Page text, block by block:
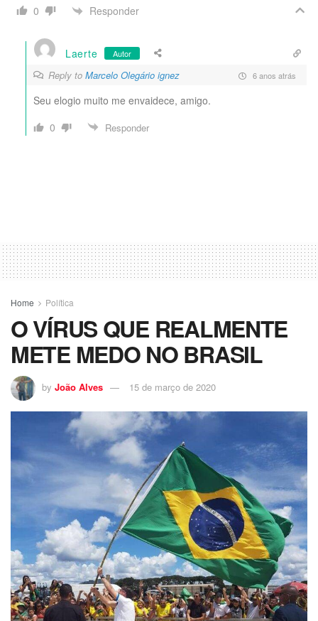
0
Responder
Laerte Autor
Reply to Marcelo Olegário ignez 6 anos atrás
Seu elogio muito me envaidece, amigo.
0
Responder
Home Política
O VÍRUS QUE REALMENTE
METE MEDO NO BRASIL
by João Alves 15 de março de 2020